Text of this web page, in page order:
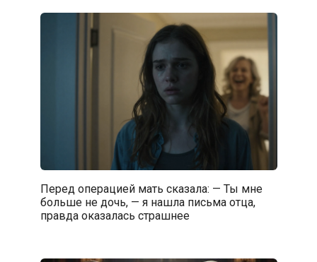
Перед операцией мать сказала: — Ты мне
больше не дочь, — я нашла письма отца,
правда оказалась страшнее